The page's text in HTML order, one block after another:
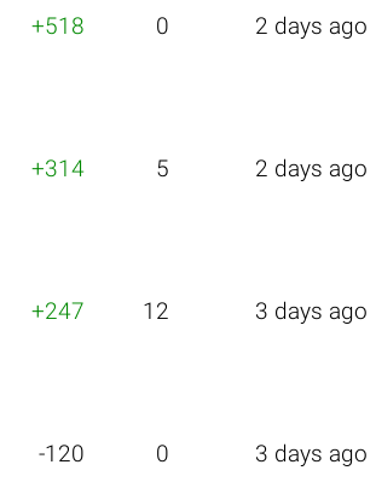
+518 0 2 days ago
+314 5 2 days ago
+247 12 3 days ago
-120 0 3 days ago